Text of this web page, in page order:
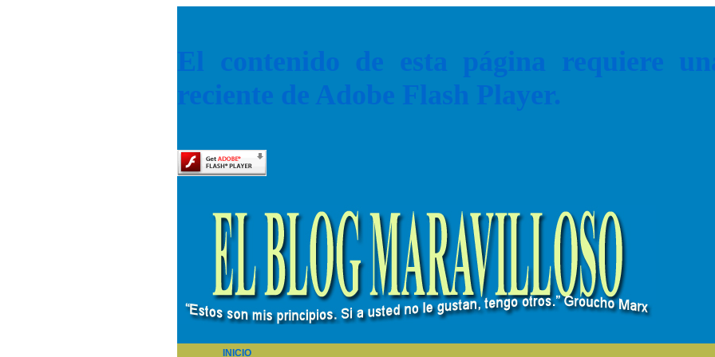
El contenido de esta página requiere
reciente de Adobe Flash Player.
INICIO